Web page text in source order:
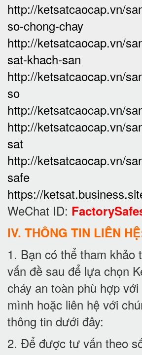
http://ketsatcaocap.vn/
so-chong-chay
http://ketsatcaocap.vn/
sat-khach-san
http://ketsatcaocap.vn/
so
http://ketsatcaocap.vn/
http://ketsatcaocap.vn/
sat
http://ketsatcaocap.vn/
safe
https://
WeChat ID:
IV. THÔNG TIN LIÊN
1. Bạn có thể tham khảo
vấn đề sau để lựa chọn
cháy an toàn phù hợp
mình hoặc liên hệ với
thông tin dưới đây:
2. Để được tư vấn theo